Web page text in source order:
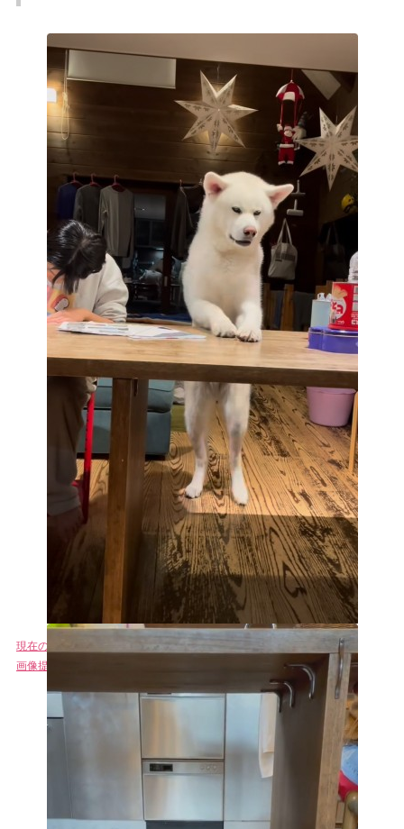
現在のこちろうくん
画像提供：こちすたぐむさん